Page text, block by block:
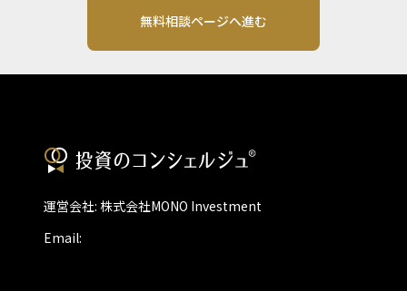
無料相談ページへ進む
運営会社: 株式会社MONO Investment
Email: